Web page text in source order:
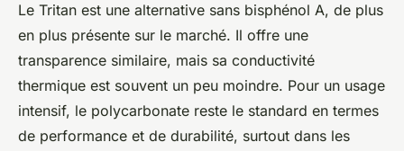
Le Tritan est une alternative sans bisphénol A, de plus
en plus présente sur le marché. Il offre une
transparence similaire, mais sa conductivité
thermique est souvent un peu moindre. Pour un usage
intensif, le polycarbonate reste le standard en termes
de performance et de durabilité, surtout dans les